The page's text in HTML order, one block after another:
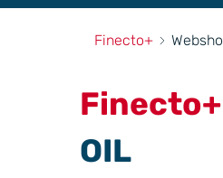
Finecto+
Finecto+
OIL